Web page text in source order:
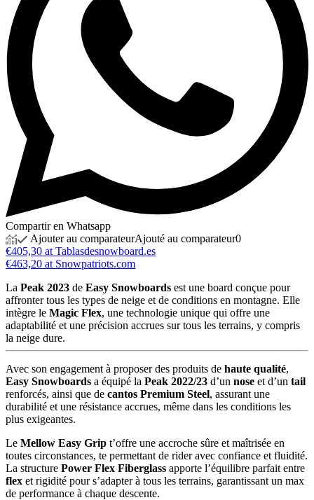
Compartir en Whatsapp
Ajouter au comparateurAjouté au comparateur0
€405,30 at Tablasdesnowboard.es
€463,20 at Snowpatriots.com
La Peak 2023 de Easy Snowboards est une board conçue pour
affronter tous les types de neige et de conditions en montagne. Elle
intègre le Magic Flex, une technologie unique qui offre une
adaptabilité et une précision accrues sur tous les terrains, y compris
la neige dure.
Avec son engagement à proposer des produits de haute qualité,
Easy Snowboards a équipé la Peak 2022/23 d’un nose et d’un tail
renforcés, ainsi que de cantos Premium Steel, assurant une
durabilité et une résistance accrues, même dans les conditions les
plus exigeantes.
Le Mellow Easy Grip t’offre une accroche sûre et maîtrisée en
toutes circonstances, te permettant de rider avec confiance et fluidité.
La structure Power Flex Fiberglass apporte l’équilibre parfait entre
flex et rigidité pour s’adapter à tous les terrains, garantissant un max
de performance à chaque descente.